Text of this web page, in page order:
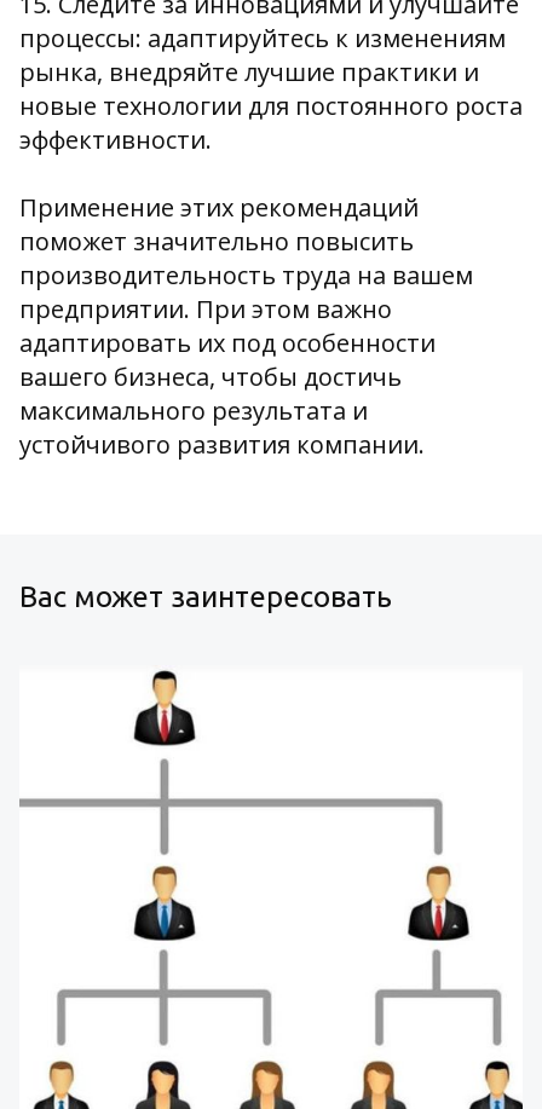
процессы: адаптируйтесь к изменениям
рынка, внедряйте лучшие практики и
новые технологии для постоянного роста
эффективности.
Применение этих рекомендаций
поможет значительно повысить
производительность труда на вашем
предприятии. При этом важно
адаптировать их под особенности
вашего бизнеса, чтобы достичь
максимального результата и
устойчивого развития компании.
Вас может заинтересовать